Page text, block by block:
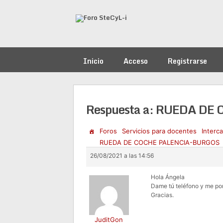
Inicio Acceso Registrarse
Respuesta a: RUEDA
Foros Servicios para docentes
RUEDA DE COCHE PALENCIA-BURGOS
26/08/2021 a las 14:56
JuditGon
Hola Ángela
Dame tú teléfono y me
Gracias.